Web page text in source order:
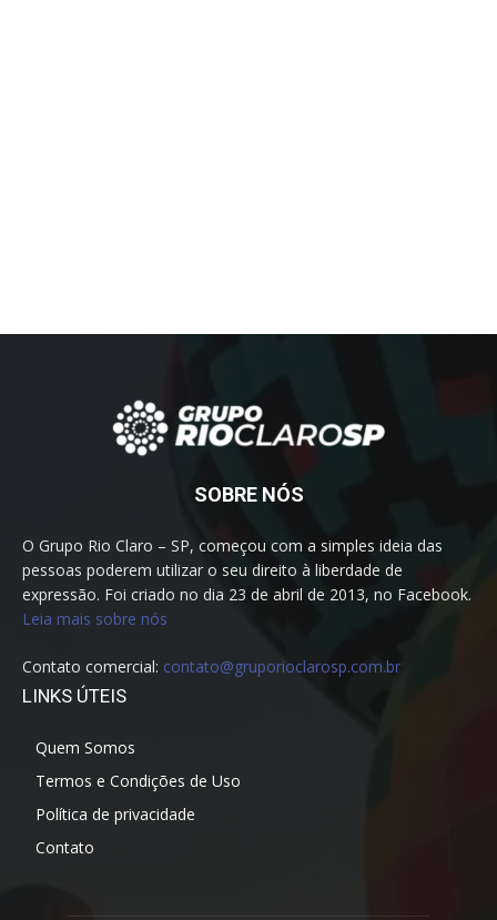
SOBRE NÓS
O Grupo Rio Claro – SP, começou com a simples ideia das
pessoas poderem utilizar o seu direito à liberdade de
expressão. Foi criado no dia 23 de abril de 2013, no Facebook.
Leia mais sobre nós
Contato comercial: contato@gruporioclarosp.com.br
LINKS ÚTEIS
Quem Somos
Termos e Condições de Uso
Política de privacidade
Contato